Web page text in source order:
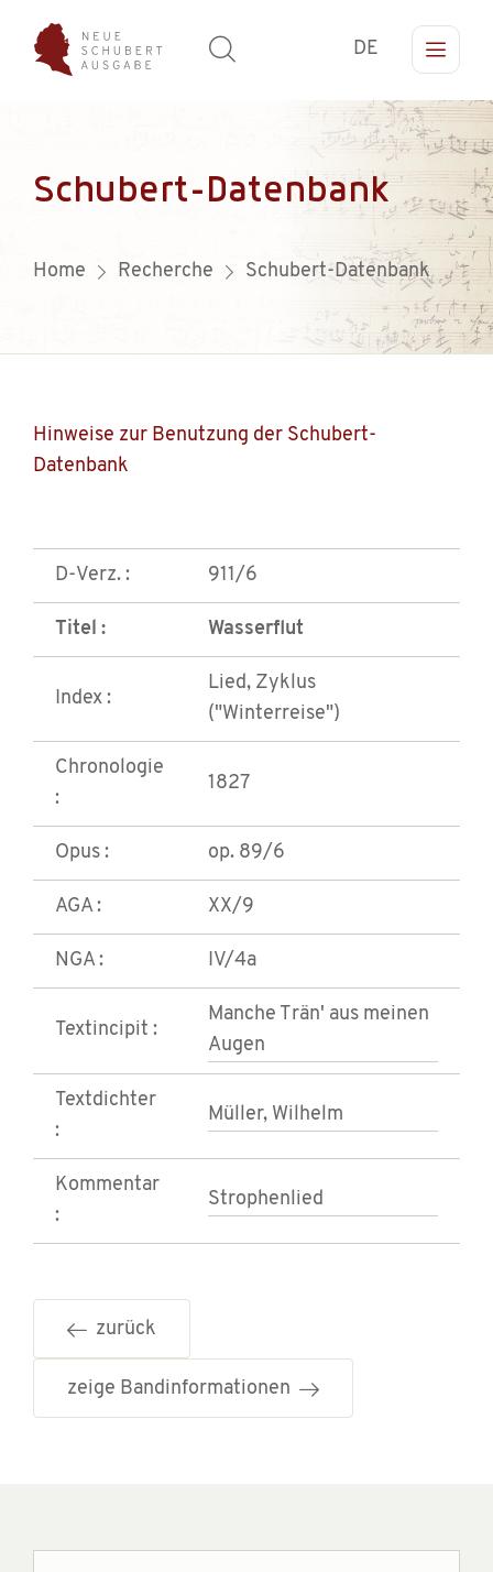
DE
Schubert-Datenbank
Home Recherche Schubert-Datenbank
Hinweise zur Benutzung der Schubert-
Datenbank
D-Verz. : 911/6
Titel : Wasserflut
Index :
Lied, Zyklus
("Winterreise")
Chronologie
:
1827
Opus : op. 89/6
AGA : XX/9
NGA : IV/4a
Textincipit :
Manche Trän' aus meinen
Augen
Textdichter
:
Müller, Wilhelm
Kommentar
:
Strophenlied
zurück
zeige Bandinformationen